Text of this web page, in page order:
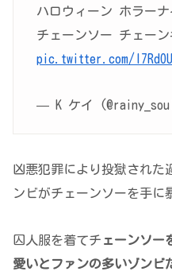
ハロウィーン ホラーナ
チェーンソー チェーン
pic.twitter.com/
— K ケイ
凶悪犯罪により投獄された
ンビがチェーンソーを手に
囚人服を着てチ ェーンソー
愛いとファンの多いゾンビ